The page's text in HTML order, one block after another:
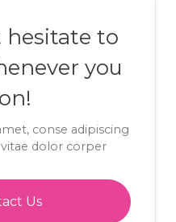
hesitate to
you
conse adipiscing
dolor corper
Us